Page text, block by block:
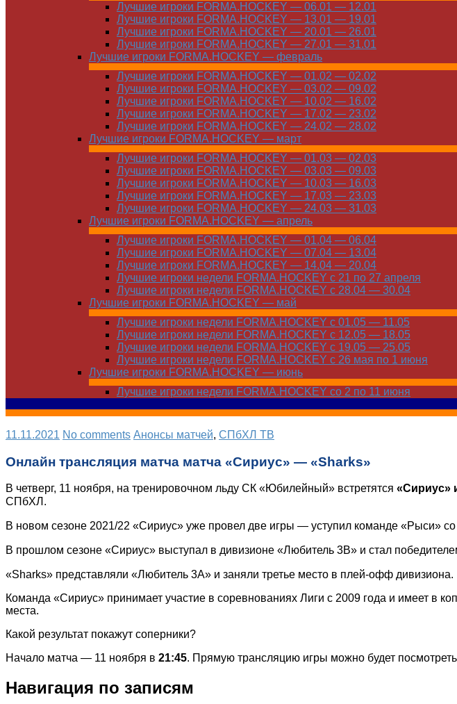
Лучшие игроки FORMA.HOCKEY — 06.01 — 12.01
Лучшие игроки FORMA.HOCKEY — 13.01 — 19.01
Лучшие игроки FORMA.HOCKEY — 20.01 — 26.01
Лучшие игроки FORMA.HOCKEY — 27.01 — 31.01
Лучшие игроки FORMA.HOCKEY — февраль
Лучшие игроки FORMA.HOCKEY — 01.02 — 02.02
Лучшие игроки FORMA.HOCKEY — 03.02 — 09.02
Лучшие игроки FORMA.HOCKEY — 10.02 — 16.02
Лучшие игроки FORMA.HOCKEY — 17.02 — 23.02
Лучшие игроки FORMA.HOCKEY — 24.02 — 28.02
Лучшие игроки FORMA.HOCKEY — март
Лучшие игроки FORMA.HOCKEY — 01.03 — 02.03
Лучшие игроки FORMA.HOCKEY — 03.03 — 09.03
Лучшие игроки FORMA.HOCKEY — 10.03 — 16.03
Лучшие игроки FORMA.HOCKEY — 17.03 — 23.03
Лучшие игроки FORMA.HOCKEY — 24.03 — 31.03
Лучшие игроки FORMA.HOCKEY — апрель
Лучшие игроки FORMA.HOCKEY — 01.04 — 06.04
Лучшие игроки FORMA.HOCKEY — 07.04 — 13.04
Лучшие игроки FORMA.HOCKEY — 14.04 — 20.04
Лучшие игроки недели FORMA.HOCKEY с 21 по 27 апреля
Лучшие игроки недели FORMA.HOCKEY с 28.04 — 30.04
Лучшие игроки FORMA.HOCKEY — май
Лучшие игроки недели FORMA.HOCKEY с 01.05 — 11.05
Лучшие игроки недели FORMA.HOCKEY с 12.05 — 18.05
Лучшие игроки недели FORMA.HOCKEY с 19.05 — 25.05
Лучшие игроки недели FORMA.HOCKEY с 26 мая по 1 июня
Лучшие игроки FORMA.HOCKEY — июнь
Лучшие игроки недели FORMA.HOCKEY со 2 по 11 июня
11.11.2021 No comments Анонсы матчей, СПбХЛ ТВ
Онлайн трансляция матча матча «Сириус» — «Sharks»
В четверг, 11 ноября, на тренировочном льду СК «Юбилейный» встретятся «Сириус»
СПбХЛ.
В новом сезоне 2021/22 «Сириус» уже провел две игры — уступил команде «Рыси»
В прошлом сезоне «Сириус» выступал в дивизионе «Любитель 3В» и стал
«Sharks» представляли «Любитель 3А» и заняли третье место в плей-офф дивизиона.
Команда «Сириус» принимает участие в соревнованиях Лиги с 2009 года и имеет в
места.
Какой результат покажут соперники?
Начало матча — 11 ноября в 21:45. Прямую трансляцию игры можно будет
Навигация по записям